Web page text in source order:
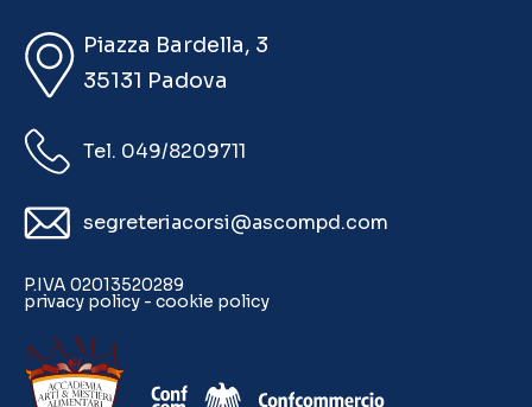
Piazza Bardella, 3
35131 Padova
Tel. 049/8209711
segreteriacorsi@ascompd.com
P.IVA 02013520289
privacy policy - cookie policy